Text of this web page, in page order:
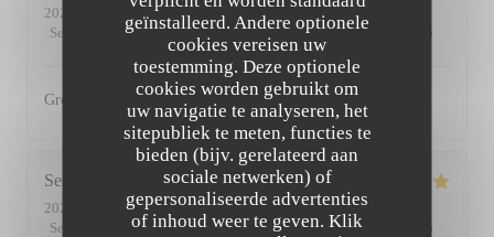
geïnstalleerd. Andere optionele
cookies vereisen uw
toestemming. Deze optionele
cookies worden gebruikt om
uw navigatie te analyseren, het
sitepubliek te meten, functies te
bieden (bijv. gerelateerd aan
sociale netwerken) of
gepersonaliseerde advertenties
of inhoud weer te geven. Klik
2022-07-11
- 18:45 - Gasten 2
Service
Atmosfeer: 5/5 Keuken: 5 /5 Kwaliteit / Prijs /5
Great food and friendly staff. Highly recommended.
Serena
2022-07-01
- 20:00 - Gasten 2
Service
Atmosfeer: 5 /5 Keuken: 5 /5 Kwaliteit / Prijs /5